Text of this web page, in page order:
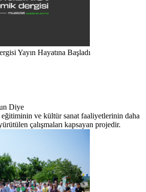
Yayın Hayatına Başladı
Diye
ve kültür sanat faaliyetlerinin daha
çalışmaları kapsayan projedir.